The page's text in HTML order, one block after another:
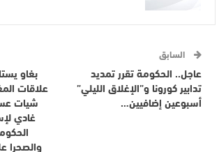
السابق
عاجل.. الحكومة تقرر تمديد
تدابير كورونا و”الإغلاق الليلي”
أسبوعين إضافيين…
بغاو
علاقات
شيات
غادي
والصحرا